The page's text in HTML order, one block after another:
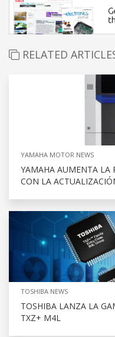
RELATED
YAMAHA MOTOR NEWS
YAMAHA AUMENTA LA
CON LA
TOSHIBA NEWS
TOSHIBA LANZA LA
TXZ+ M4L